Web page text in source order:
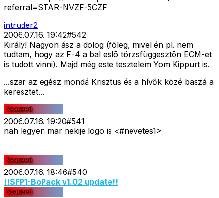
referral=STAR-NVZF-5CZF
intruder2
2006.07.16. 19:42#542
Király! Nagyon ász a dolog (fõleg, mivel én pl. nem
tudtam, hogy az F-4 a bal eslõ törzsfüggesztõn ECM-et
is tudott vinni). Majd még este tesztelem Yom Kippurt is.
...szar az egész mondá Krisztus és a hívők közé baszá a
keresztet...
2006.07.16. 19:20#541
nah legyen mar nekije logo is <#nevetes1>
2006.07.16. 18:46#540
!!SFP1-BoPack v1.02 update!!